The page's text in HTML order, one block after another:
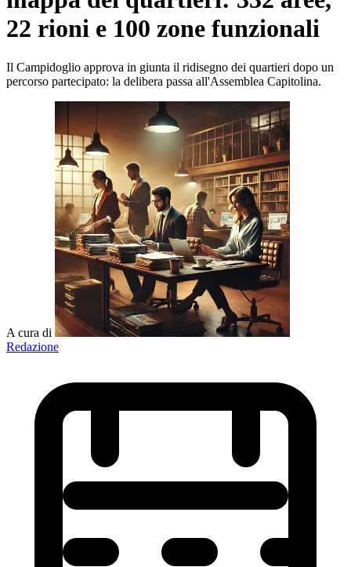
22 rioni e 100 zone funzionali
Il Campidoglio approva in giunta il ridisegno dei quartieri dopo un
percorso partecipato: la delibera passa all'Assemblea Capitolina.
A cura di
Redazione